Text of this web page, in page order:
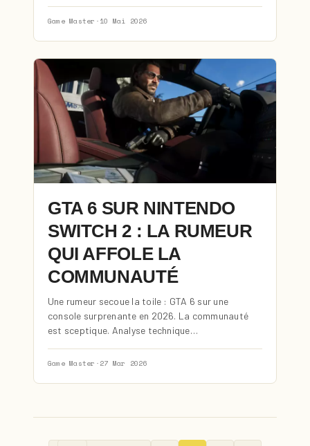
Game Master · 10 Mai 2026
GTA 6 SUR NINTENDO
SWITCH 2 : LA RUMEUR
QUI AFFOLE LA
COMMUNAUTÉ
Une rumeur secoue la toile : GTA 6 sur une
console surprenante en 2026. La communauté
est sceptique. Analyse technique…
Game Master · 27 Mar 2026